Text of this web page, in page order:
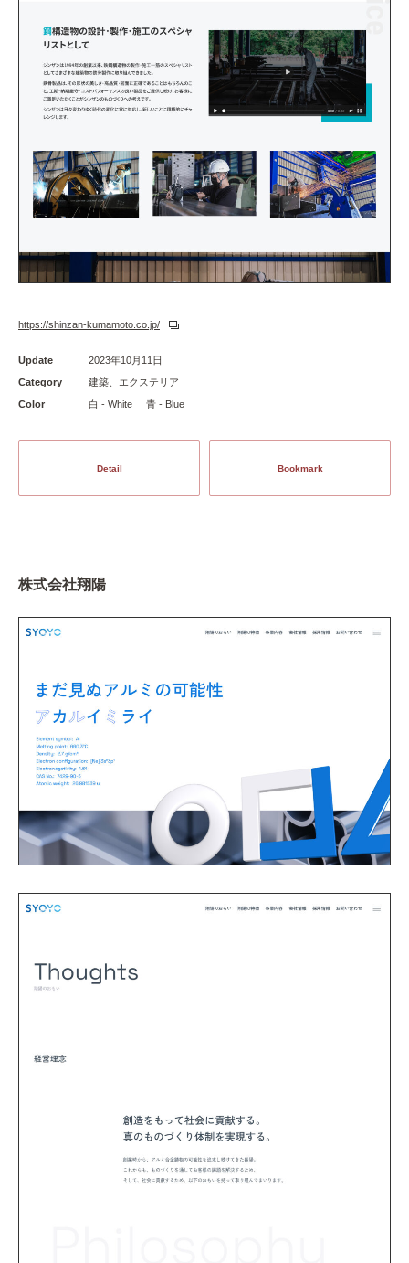
https://shinzan-kumamoto.co.jp/
Update
2023年10月11日
Category
建築、エクステリア
Color
白 - White 青 - Blue
Detail Bookmark
株式会社翔陽